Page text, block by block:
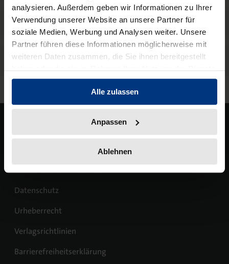
analysieren. Außerdem geben wir Informationen zu Ihrer
Verwendung unserer Website an unsere Partner für
soziale Medien, Werbung und Analysen weiter. Unsere
Partner führen diese Informationen möglicherweise mit
weiteren Daten zusammen, die Sie ihnen bereitgestellt
haben oder die sie im Rahmen Ihrer Nutzung der Dienste
gesammelt haben.
Alle zulassen
Anpassen
Ablehnen
NomosEvents
Online und Live
FAQ
Häufige Fragen
Publikationen
Kooperationen
Umwelt- und Klimaschutz
Datenschutz
Urheberrecht
Verlagsrichtlinien
Barrierefreiheitserklärung